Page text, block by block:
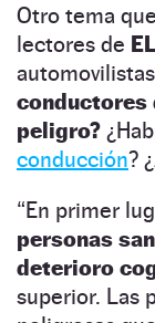
Otro tema
lectores de
conductores
peligro?
conducción?
“En primer
personas
deterioro
superior. Las